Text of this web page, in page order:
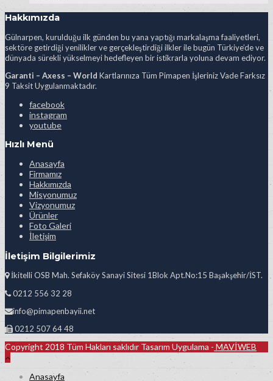
Hakkımızda
Gülnarpen, kurulduğu ilk günden bu yana yaptığı markalaşma faaliyetleri,
sektöre getirdiği yenilikler ve gerçekleştirdiği ilkler ile bugün Türkiye’de ve
dünyada sürekli yükselmeyi hedefleyen bir istikrarla yoluna devam ediyor.
Garanti – Axess – World Kartlarınıza Tüm Pimapen İşleriniz Vade Farksız
9 Taksit Uygulanmaktadır.
facebook
instagram
youtube
Hızlı Menü
Anasayfa
Firmamız
Hakkımızda
Misyonumuz
Vizyonumuz
Ürünler
Foto Galeri
İletişim
İletişim Bilgilerimiz
İkitelli OSB Mah. Sefaköy Sanayi Sitesi 1Blok Apt.No:15 Başakşehir/İST.
0212 556 32 28
info@pimapenbayii.net
0212 507 64 48
Copyright 2018 Tüm Hakları saklıdır Tasarım Uygulama - MAVİWEB
Anasayfa